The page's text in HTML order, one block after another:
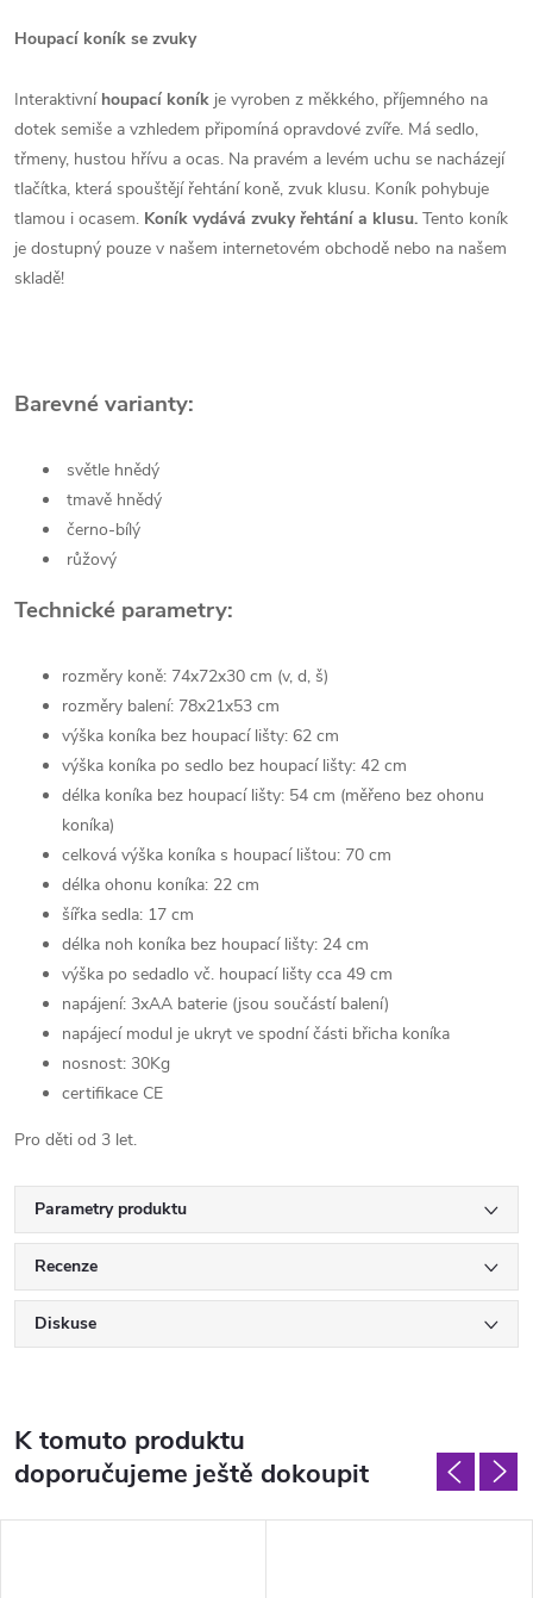
Houpací koník se zvuky
Interaktivní houpací koník je vyroben z měkkého, příjemného na
dotek semiše a vzhledem připomíná opravdové zvíře. Má sedlo,
třmeny, hustou hřívu a ocas. Na pravém a levém uchu se nacházejí
tlačítka, která spouštějí řehtání koně, zvuk klusu. Koník pohybuje
tlamou i ocasem. Koník vydává zvuky řehtání a klusu. Tento koník
je dostupný pouze v našem internetovém obchodě nebo na našem
skladě!
Barevné varianty:
světle hnědý
tmavě hnědý
černo-bílý
růžový
Technické parametry:
rozměry koně: 74x72x30 cm (v, d, š)
rozměry balení: 78x21x53 cm
výška koníka bez houpací lišty: 62 cm
výška koníka po sedlo bez houpací lišty: 42 cm
délka koníka bez houpací lišty: 54 cm (měřeno bez ohonu
koníka)
celková výška koníka s houpací lištou: 70 cm
délka ohonu koníka: 22 cm
šířka sedla: 17 cm
délka noh koníka bez houpací lišty: 24 cm
výška po sedadlo vč. houpací lišty cca 49 cm
napájení: 3xAA baterie (jsou součástí balení)
napájecí modul je ukryt ve spodní části břicha koníka
nosnost: 30Kg
certifikace CE
Pro děti od 3 let.
Parametry produktu
Recenze
Diskuse
K tomuto produktu
doporučujeme ještě dokoupit